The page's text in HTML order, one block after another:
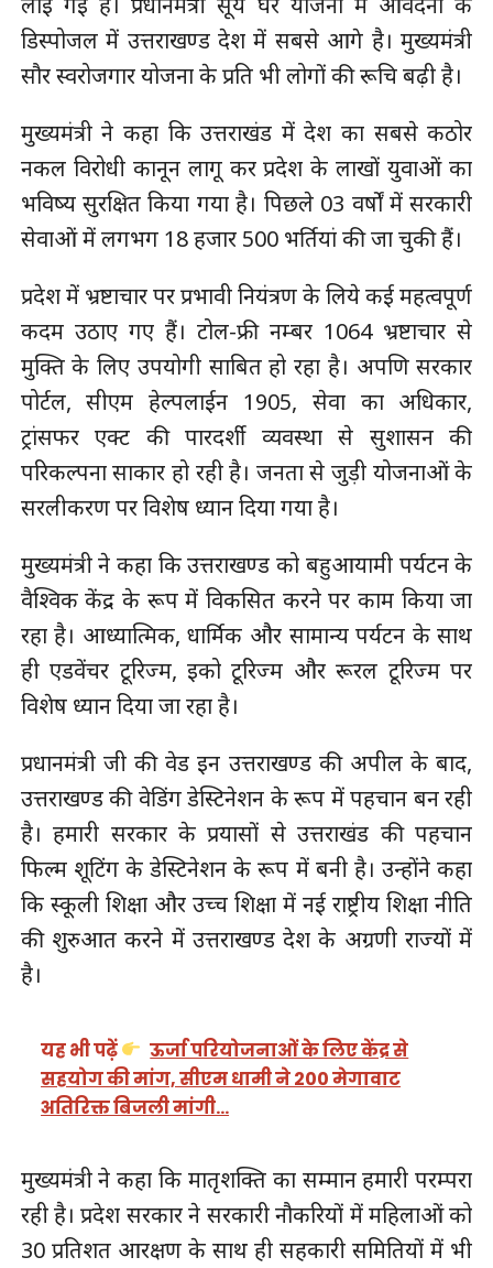
डिस्पोजल में उत्तराखण्ड देश में सबसे आगे है। मुख्यमंत्री
सौर स्वरोजगार योजना के प्रति भी लोगों की रूचि बढ़ी है।
मुख्यमंत्री ने कहा कि उत्तराखंड में देश का सबसे कठोर
नकल विरोधी कानून लागू कर प्रदेश के लाखों युवाओं का
भविष्य सुरक्षित किया गया है। पिछले 03 वर्षों में सरकारी
सेवाओं में लगभग 18 हजार 500 भर्तियां की जा चुकी हैं।
प्रदेश में भ्रष्टाचार पर प्रभावी नियंत्रण के लिये कई महत्वपूर्ण
कदम उठाए गए हैं। टोल-फ्री नम्बर 1064 भ्रष्टाचार से
मुक्ति के लिए उपयोगी साबित हो रहा है। अपणि सरकार
पोर्टल, सीएम हेल्पलाईन 1905, सेवा का अधिकार,
ट्रांसफर एक्ट की पारदर्शी व्यवस्था से सुशासन की
परिकल्पना साकार हो रही है। जनता से जुड़ी योजनाओं के
सरलीकरण पर विशेष ध्यान दिया गया है।
मुख्यमंत्री ने कहा कि उत्तराखण्ड को बहुआयामी पर्यटन के
वैश्विक केंद्र के रूप में विकसित करने पर काम किया जा
रहा है। आध्यात्मिक, धार्मिक और सामान्य पर्यटन के साथ
ही एडवेंचर टूरिज्म, इको टूरिज्म और रूरल टूरिज्म पर
विशेष ध्यान दिया जा रहा है।
प्रधानमंत्री जी की वेड इन उत्तराखण्ड की अपील के बाद,
उत्तराखण्ड की वेडिंग डेस्टिनेशन के रूप में पहचान बन रही
है। हमारी सरकार के प्रयासों से उत्तराखंड की पहचान
फिल्म शूटिंग के डेस्टिनेशन के रूप में बनी है। उन्होंने कहा
कि स्कूली शिक्षा और उच्च शिक्षा में नई राष्ट्रीय शिक्षा नीति
की शुरुआत करने में उत्तराखण्ड देश के अग्रणी राज्यों में
है।
यह भी पढ़ें
ऊर्जा परियोजनाओं के लिए केंद्र से
सहयोग की मांग, सीएम धामी ने 200 मेगावाट
अतिरिक्त बिजली मांगी…
मुख्यमंत्री ने कहा कि मातृशक्ति का सम्मान हमारी परम्परा
रही है। प्रदेश सरकार ने सरकारी नौकरियों में महिलाओं को
30 प्रतिशत आरक्षण के साथ ही सहकारी समितियों में भी